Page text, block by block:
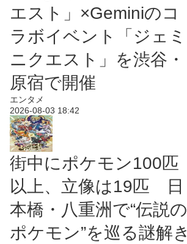
エスト」×Geminiのコ
ラボイベント「ジェミ
ニクエスト」を渋谷・
原宿で開催
エンタメ
2026-08-03 18:42
街中にポケモン100匹
以上、立像は19匹 日
本橋・八重洲で“伝説の
ポケモン”を巡る謎解き